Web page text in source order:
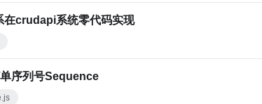
在crudapi系统零代码实现
序列号Sequence